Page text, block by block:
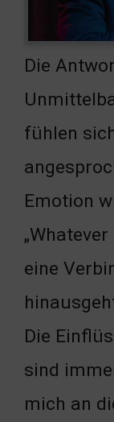
Die
fühlen
Emotion
eine
Die
sind
mich an